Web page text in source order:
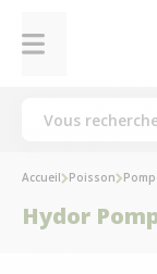
Accueil Poisson
Hydor